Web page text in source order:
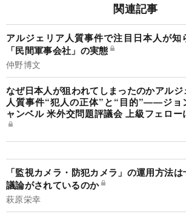
関連記事
アルジェリア人質事件で注目日本人が知
「民間軍事会社」の実態
仲野博文
なぜ日本人が狙われてしまったのかアルジ
人質事件“犯人の正体”と“目的”――ジョ
ャンベル 米外交問題評議会 上級フェロー
「監視カメラ・防犯カメラ」の運用方法
議論がされているのか
萩原栄幸